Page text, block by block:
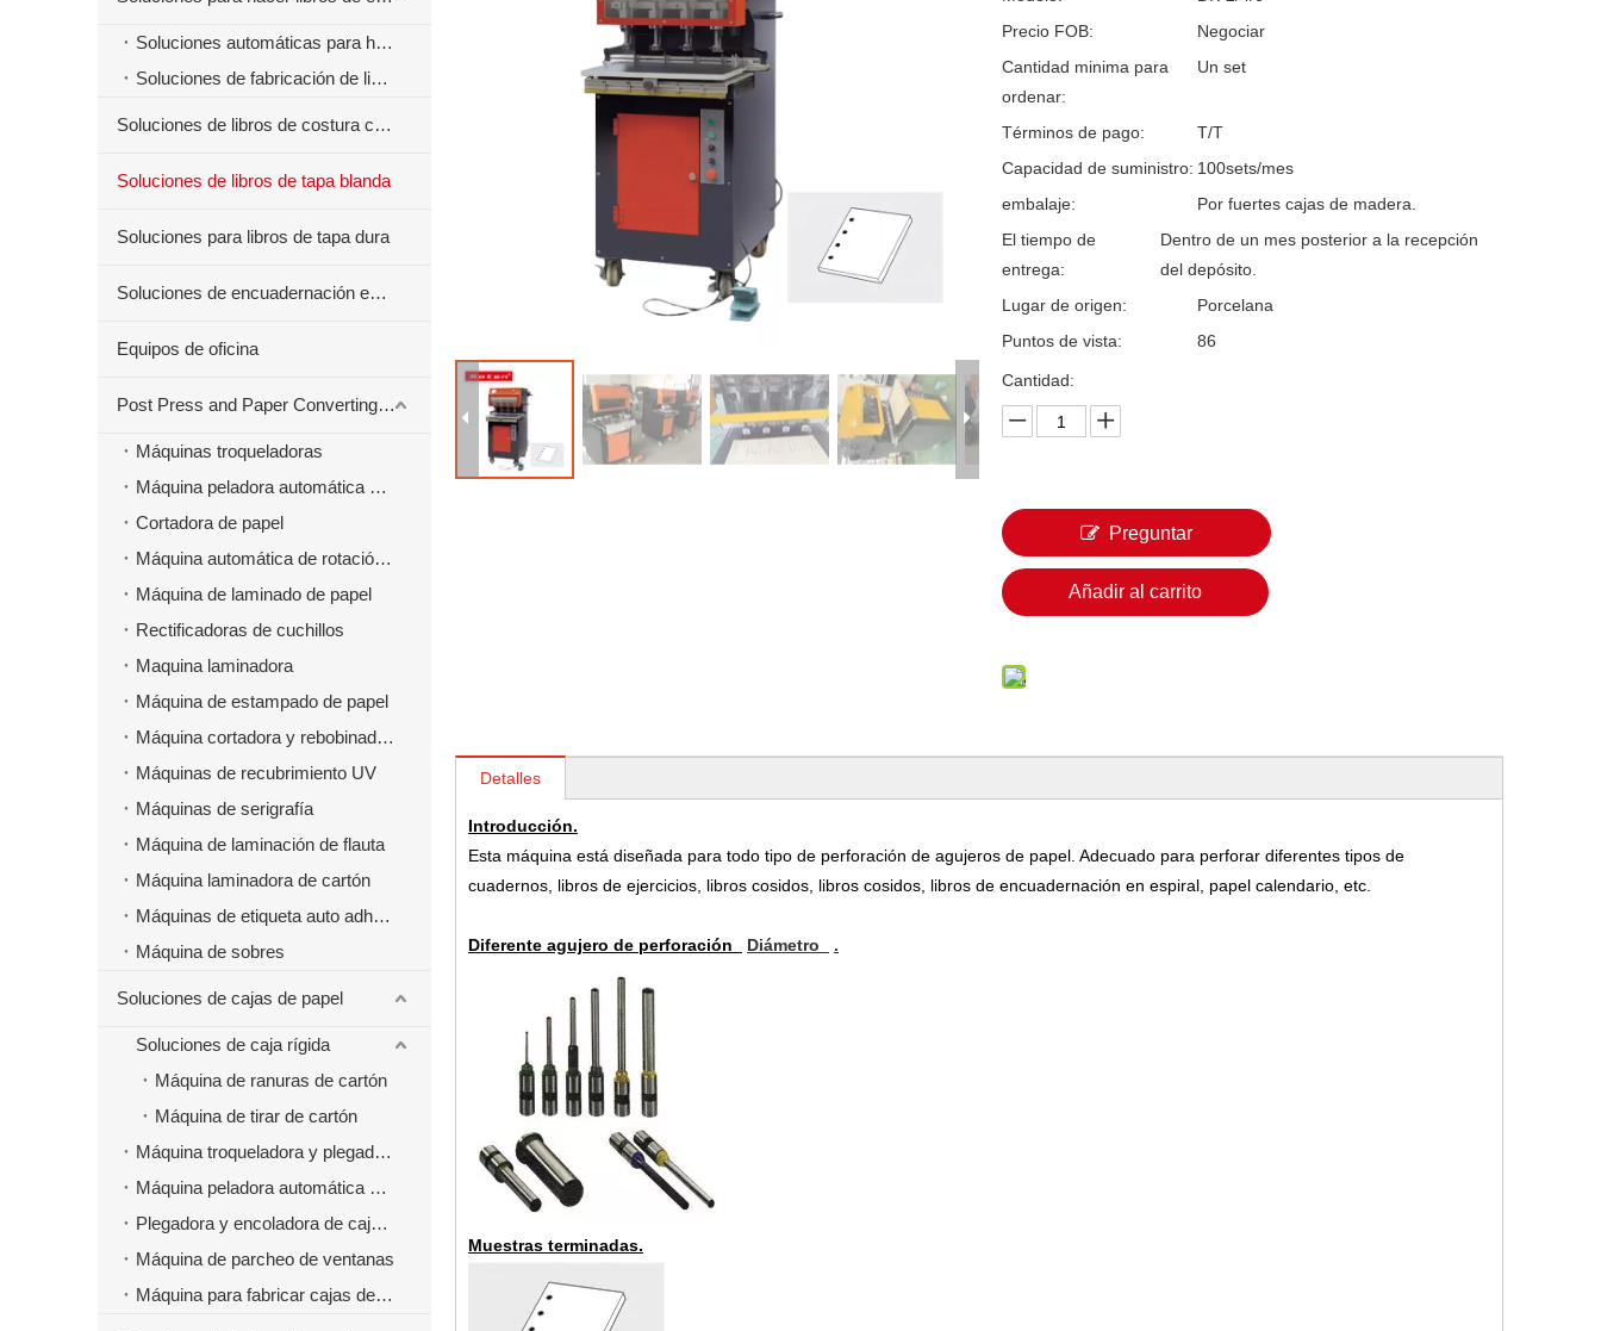
Soluciones automáticas para hacer libros de ejercicios
Soluciones de fabricación de libros de ejercicios semiautomáticos
Soluciones de libros de costura centrales
Soluciones de libros de tapa blanda
Soluciones para libros de tapa dura
Soluciones de encuadernación en espiral para libros
Equipos de oficina
Post Press and Paper Converting Máquinas
Máquinas troqueladoras
Máquina peladora automática para material troquelado
Cortadora de papel
Máquina automática de rotación de papel
Máquina de laminado de papel
Rectificadoras de cuchillos
Maquina laminadora
Máquina de estampado de papel
Máquina cortadora y rebobinadora
Máquinas de recubrimiento UV
Máquinas de serigrafía
Máquina de laminación de flauta
Máquina laminadora de cartón
Máquinas de etiqueta auto adhesivas
Máquina de sobres
Soluciones de cajas de papel
Soluciones de caja rígida
Máquina de ranuras de cartón
Máquina de tirar de cartón
Máquina troqueladora y plegadora
Máquina peladora automática de cajas de papel
Plegadora y encoladora de cajas de papel
Máquina de parcheo de ventanas
Máquina para fabricar cajas de papel de comida rápida para hamburguesas
Precio FOB:
Negociar
Cantidad minima para
ordenar:
Un set
Términos de pago:
T/T
Capacidad de suministro: 100sets/mes
embalaje:
Por fuertes cajas de madera.
El tiempo de
entrega:
Dentro de un mes posterior a la recepción
del depósito.
Lugar de origen:
Porcelana
Puntos de vista:
86
Cantidad:
Preguntar
Añadir al carrito
Detalles
Introducción.
Esta máquina está diseñada para todo tipo de perforación de agujeros de papel. Adecuado para perforar diferentes tipos de
cuadernos, libros de ejercicios, libros cosidos, libros cosidos, libros de encuadernación en espiral, papel calendario, etc.
Diferente agujero de perforación Diámetro .
Muestras terminadas.